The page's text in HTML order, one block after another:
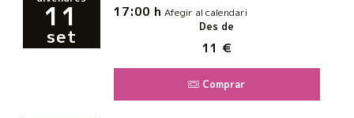
11
set
17:00 h Afegir al calendari
Des de
11 €
Comprar